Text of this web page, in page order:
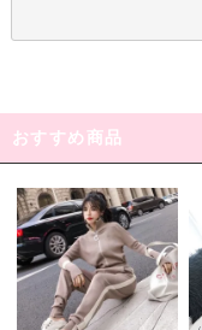
おすすめ商品